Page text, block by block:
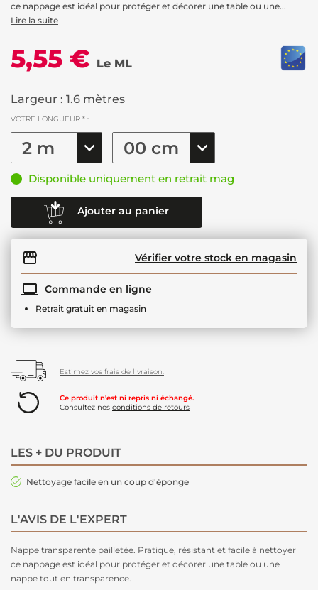
ce nappage est idéal pour protéger et décorer une table ou une...
Lire la suite
5,55 € Le ML
Largeur : 1.6 mètres
VOTRE LONGUEUR * :
Disponible uniquement en retrait mag
Ajouter au panier
Vérifier votre stock en magasin
Commande en ligne
Retrait gratuit en magasin
Estimez vos frais de livraison.
Ce produit n'est ni repris ni échangé.
Consultez nos conditions de retours
LES + DU PRODUIT
Nettoyage facile en un coup d'éponge
L'AVIS DE L'EXPERT
Nappe transparente pailletée. Pratique, résistant et facile à nettoyer
ce nappage est idéal pour protéger et décorer une table ou une
nappe tout en transparence.